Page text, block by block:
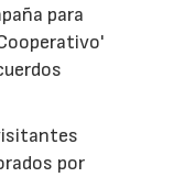
para
por